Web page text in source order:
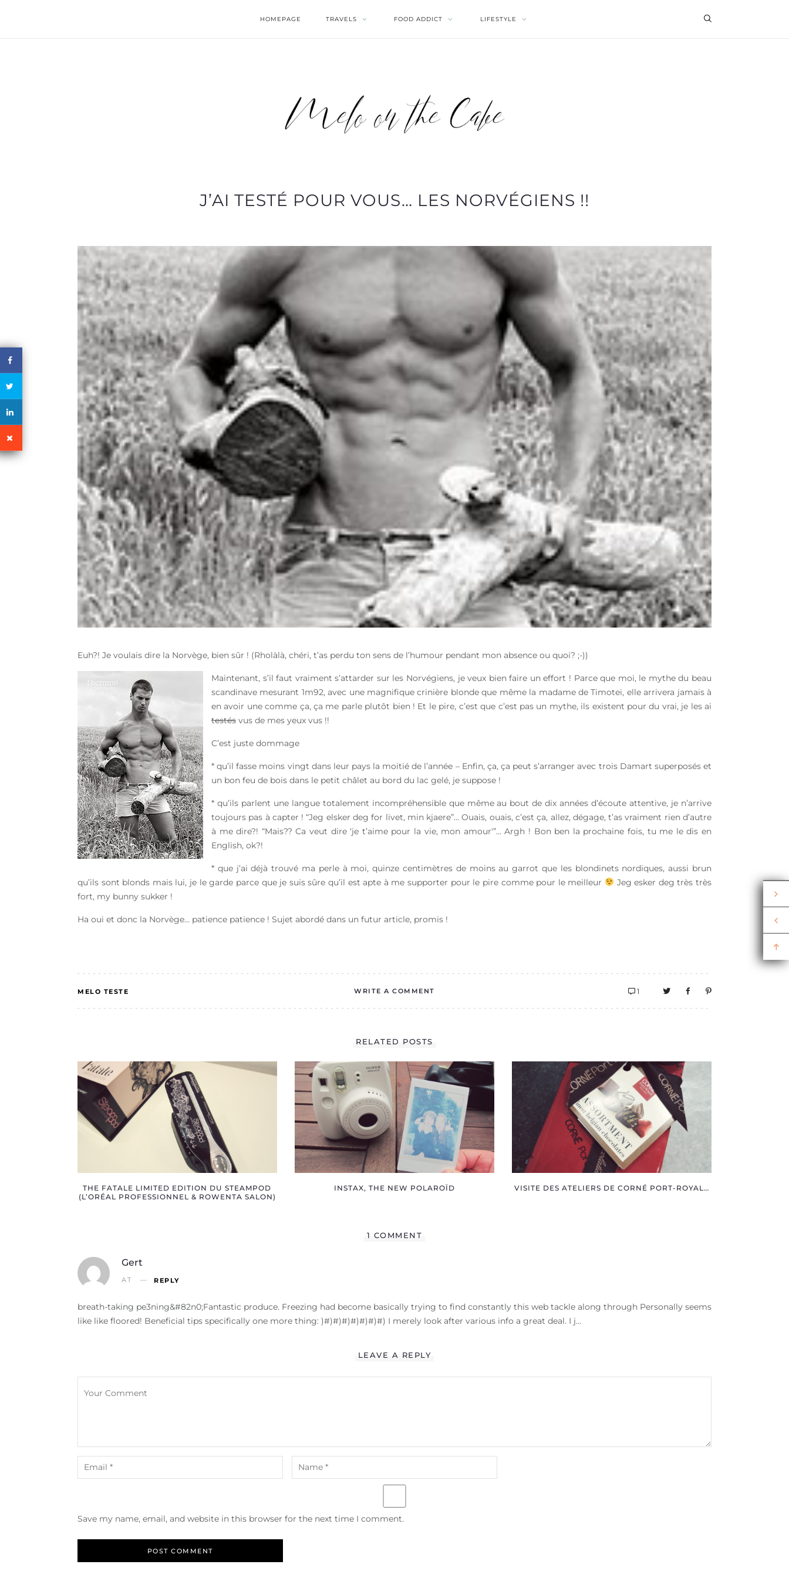
HOMEPAGE TRAVELS FOOD ADDICT LIFESTYLE
J’AI TESTÉ POUR VOUS… LES NORVÉGIENS !!
Euh?! Je voulais dire la Norvège, bien sûr ! (Rholàlà, chéri, t’as perdu ton sens de l’humour pendant mon absence ou quoi? ;-))
Maintenant, s’il faut vraiment s’attarder sur les Norvégiens, je veux bien faire un effort ! Parce que moi, le mythe du beau
scandinave mesurant 1m92, avec une magnifique crinière blonde que même la madame de Timotei, elle arrivera jamais à
en avoir une comme ça, ça me parle plutôt bien ! Et le pire, c’est que c’est pas un mythe, ils existent pour du vrai, je les ai
testés vus de mes yeux vus !!
C’est juste dommage
* qu’il fasse moins vingt dans leur pays la moitié de l’année – Enfin, ça, ça peut s’arranger avec trois Damart superposés et
un bon feu de bois dans le petit châlet au bord du lac gelé, je suppose !
* qu’ils parlent une langue totalement incompréhensible que même au bout de dix années d’écoute attentive, je n’arrive
toujours pas à capter ! “Jeg elsker deg for livet, min kjaere”… Ouais, ouais, c’est ça, allez, dégage, t’as vraiment rien d’autre
à me dire?! “Mais?? Ca veut dire ‘je t’aime pour la vie, mon amour'”… Argh ! Bon ben la prochaine fois, tu me le dis en
English, ok?!
* que j’ai déjà trouvé ma perle à moi, quinze centimètres de moins au garrot que les blondinets nordiques, aussi brun
qu’ils sont blonds mais lui, je le garde parce que je suis sûre qu’il est apte à me supporter pour le pire comme pour le meilleur
Jeg esker deg très très
fort, my bunny sukker !
Ha oui et donc la Norvège… patience patience ! Sujet abordé dans un futur article, promis !
MELO TESTE WRITE A COMMENT 1
RELATED POSTS
THE FATALE LIMITED EDITION DU STEAMPOD
(L’ORÉAL PROFESSIONNEL & ROWENTA SALON)
INSTAX, THE NEW POLAROÏD VISITE DES ATELIERS DE CORNÉ PORT-ROYAL…
1 COMMENT
Gert
AT REPLY
breath-taking pe3ning&#82n0;Fantastic produce. Freezing had become basically trying to find constantly this web tackle along through Personally seems
like like floored! Beneficial tips specifically one more thing: )#)#)#)#)#)#)#) I merely look after various info a great deal. I j…
LEAVE A REPLY
Save my name, email, and website in this browser for the next time I comment.